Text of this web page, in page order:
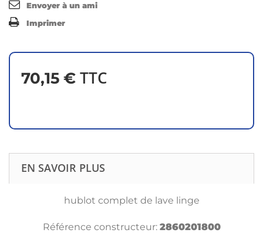
Envoyer à un ami
Imprimer
70,15 € TTC
EN SAVOIR PLUS
hublot complet de lave linge
Référence constructeur: 2860201800